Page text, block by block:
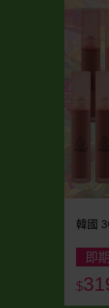
韓國
即
$